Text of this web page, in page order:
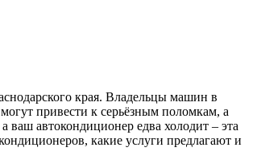
края. Владельцы машин в
привести к серьёзным поломкам, а
ваш автокондиционер едва холодит – эта
какие услуги предлагают и